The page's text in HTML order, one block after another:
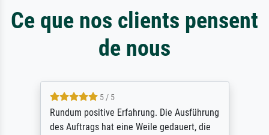
Ce que nos clients pensent
de nous
5 / 5
Rundum positive Erfahrung. Die Ausführung
des Auftrags hat eine Weile gedauert, die